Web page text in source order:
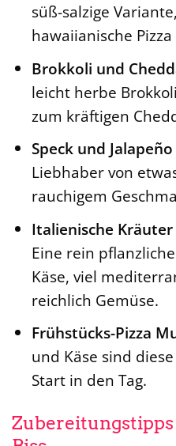
süß-salzige
hawaiianische
Brokkoli und
leicht herbe
zum kräftigen
Speck und
Liebhaber von
rauchigem
Italienische Kräuter
Eine rein
Käse, viel
reichlich Gemüse.
Frühstücks-Pizza
und Käse sind
Start in den Tag.